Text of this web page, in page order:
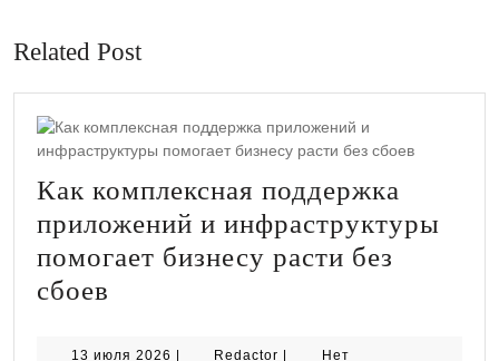
Related Post
Как комплексная поддержка
приложений и инфраструктуры
помогает бизнесу расти без
сбоев
13 июля 2026 13
Redactor Redactor
Нет